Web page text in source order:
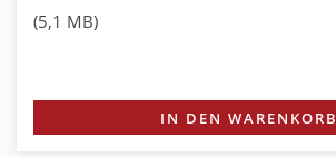
(5,1 MB)
IN DEN WARENKORB